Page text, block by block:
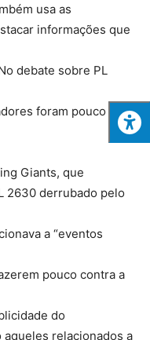
usa as
informações que
debate sobre PL
foram pouco
Giants, que
2630 derrubado pelo
a “eventos
pouco contra a
do
aqueles relacionados a